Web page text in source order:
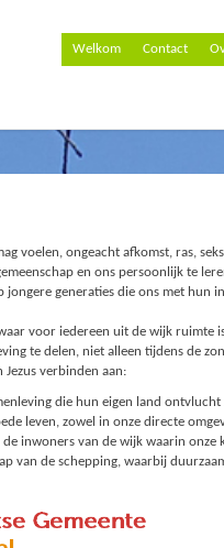
Welkom Contact
voelen, ongeacht afkomst, ras,
en ons persoonlijk te
jongere generaties die ons met hun
voor iedereen uit de wijk ruimte
te delen, niet alleen tijdens de
Jezus verbinden aan:
die hun eigen land
leven, zowel in onze directe
inwoners van de wijk waarin onze
van de schepping, waarbij